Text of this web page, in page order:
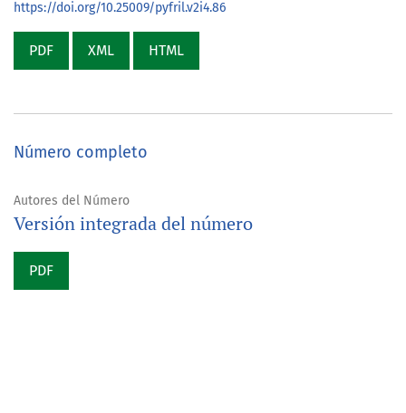
https://doi.org/10.25009/pyfril.v2i4.86
PDF XML HTML
Número completo
Autores del Número
Versión integrada del número
PDF